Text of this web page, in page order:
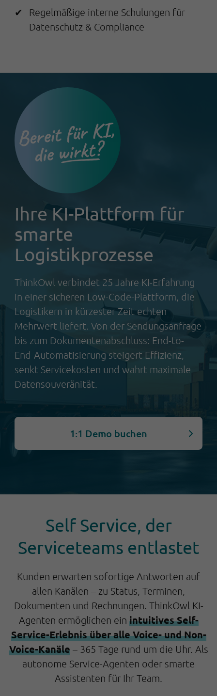
Regelmäßige interne Schulungen für
Datenschutz & Compliance
Ihre KI-Plattform für
smarte
Logistikprozesse
ThinkOwl verbindet 25 Jahre KI-Erfahrung
in einer sicheren Low-Code-Plattform, die
Logistikern in kürzester Zeit echten
Mehrwert liefert. Von der Sendungsanfrage
bis zum Dokumentenabschluss: End-to-
End-Automatisierung steigert Effizienz,
senkt Servicekosten und wahrt maximale
Datensouveränität.
1:1 Demo buchen
Self Service, der
Serviceteams entlastet
Kunden erwarten sofortige Antworten auf
allen Kanälen – zu Status, Terminen,
Dokumenten und Rechnungen. ThinkOwl KI-
Agenten ermöglichen ein intuitives Self-
Service-Erlebnis über alle Voice- und Non-
Voice-Kanäle– 365 Tage rund um die Uhr. Als
autonome Service-Agenten oder smarte
Assistenten für Ihr Team.